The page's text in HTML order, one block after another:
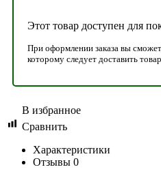
Этот товар доступен для
При оформлении заказа вы
которому следует доставить товар.
В избранное
Сравнить
Характеристики
Отзывы 0